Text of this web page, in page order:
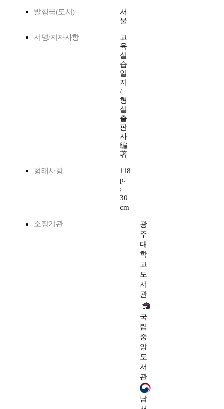
발행국(도시)
서
울
서명/저자사항
교
육
실
습
일
지
/
형
설
출
판
사
編
著
형태사항
118
p.
;
30
cm
소장기관
광
주
대
학
교
도
서
관
국
립
중
앙
도
서
관
남